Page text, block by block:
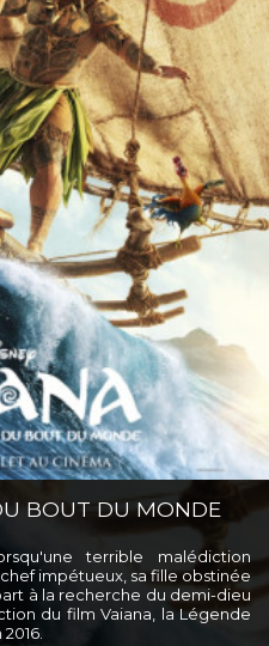
BOUT DU MONDE
terrible malédiction
impétueux, sa fille obstinée
à la recherche du demi-dieu
du film Vaiana, la Légende